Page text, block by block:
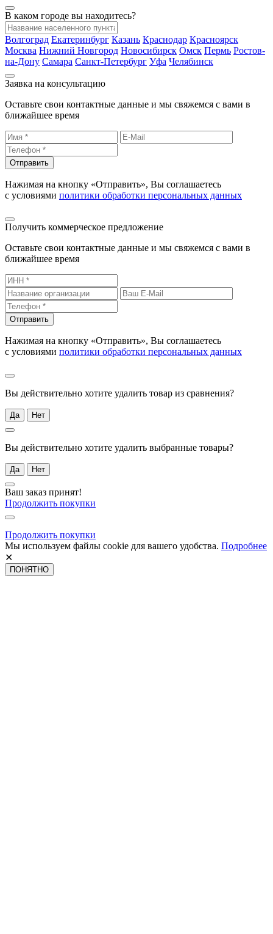
В каком городе вы находитесь?
Волгоград Екатеринбург Казань Краснодар Красноярск
Москва Нижний Новгород Новосибирск Омск Пермь Ростов-
на-Дону Самара Санкт-Петербург Уфа Челябинск
Заявка на консультацию
Оставьте свои контактные данные и мы свяжемся с вами в
ближайшее время
Отправить
Нажимая на кнопку «Отправить», Вы соглашаетесь
с условиями политики обработки персональных данных
Получить коммерческое предложение
Оставьте свои контактные данные и мы свяжемся с вами в
ближайшее время
Отправить
Нажимая на кнопку «Отправить», Вы соглашаетесь
с условиями политики обработки персональных данных
Вы действительно хотите удалить товар из сравнения?
Да Нет
Вы действительно хотите удалить выбранные товары?
Да Нет
Ваш заказ принят!
Продолжить покупки
Продолжить покупки
Мы используем файлы cookie для вашего удобства. Подробнее
✕
ПОНЯТНО